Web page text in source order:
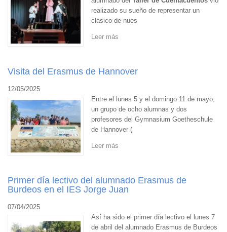
realizado su sueño de representar un
clásico de nues
Leer más
Visita del Erasmus de Hannover
12/05/2025
Entre el lunes 5 y el domingo 11 de mayo,
un grupo de ocho alumnas y dos
profesores del Gymnasium Goetheschule
de Hannover (
Leer más
Primer día lectivo del alumnado Erasmus de
Burdeos en el IES Jorge Juan
07/04/2025
Así ha sido el primer día lectivo el lunes 7
de abril del alumnado Erasmus de Burdeos